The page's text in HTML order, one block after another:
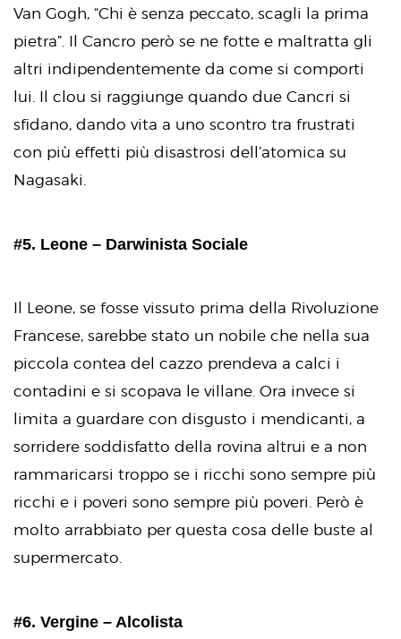
Van Gogh, “Chi è senza peccato, scagli la prima
pietra”. Il Cancro però se ne fotte e maltratta gli
altri indipendentemente da come si comporti
lui. Il clou si raggiunge quando due Cancri si
sfidano, dando vita a uno scontro tra frustrati
con più effetti più disastrosi dell’atomica su
Nagasaki.
#5. Leone – Darwinista Sociale
Il Leone, se fosse vissuto prima della Rivoluzione
Francese, sarebbe stato un nobile che nella sua
piccola contea del cazzo prendeva a calci i
contadini e si scopava le villane. Ora invece si
limita a guardare con disgusto i mendicanti, a
sorridere soddisfatto della rovina altrui e a non
rammaricarsi troppo se i ricchi sono sempre più
ricchi e i poveri sono sempre più poveri. Però è
molto arrabbiato per questa cosa delle buste al
supermercato.
#6. Vergine – Alcolista